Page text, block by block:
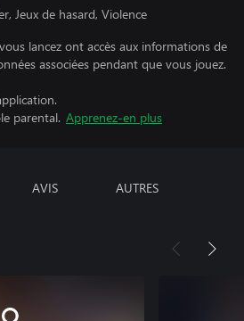
Jeux de hasard, Violence
lancez ont accès aux informations de
associées pendant que vous jouez.
parental. Apprenez-en plus
AVIS AUTRES